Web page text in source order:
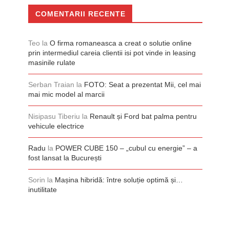
COMENTARII RECENTE
Teo la O firma romaneasca a creat o solutie online
prin intermediul careia clientii isi pot vinde in leasing
masinile rulate
Serban Traian la FOTO: Seat a prezentat Mii, cel mai
mai mic model al marcii
Nisipasu Tiberiu la Renault și Ford bat palma pentru
vehicule electrice
Radu la POWER CUBE 150 – „cubul cu energie” – a
fost lansat la București
Sorin la Mașina hibridă: între soluție optimă și…
inutilitate